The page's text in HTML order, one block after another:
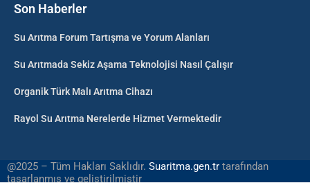
Son Haberler
Su Arıtma Forum Tartışma ve Yorum Alanları
Su Arıtmada Sekiz Aşama Teknolojisi Nasıl Çalışır
Organik Türk Malı Arıtma Cihazı
Rayol Su Arıtma Nerelerde Hizmet Vermektedir
@2025 – Tüm Hakları Saklıdır. Suaritma.gen.tr tarafından
tasarlanmış ve geliştirilmiştir